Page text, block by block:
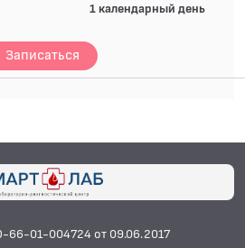
1 календарный день
Записаться
01-004724 от 09.06.2017